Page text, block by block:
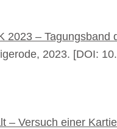
2023 – Tagungsband
2023. [DOI:
– Versuch einer